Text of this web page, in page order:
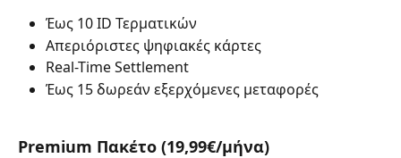
Έως 10 ID Τερματικών
Απεριόριστες ψηφιακές κάρτες
Real-Time Settlement
Έως 15 δωρεάν εξερχόμενες μεταφορές
Premium Πακέτο (19,99€/μήνα)